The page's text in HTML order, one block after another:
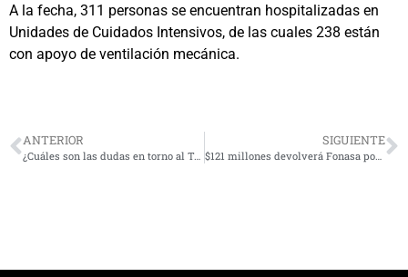
A la fecha, 311 personas se encuentran hospitalizadas en
Unidades de Cuidados Intensivos, de las cuales 238 están
con apoyo de ventilación mecánica.
ANTERIOR SIGUIENTE
$121 millones devolverá Fonasa por cotizaciones en exceso en la Región de Coquimbo. Revisa si te corresponde.